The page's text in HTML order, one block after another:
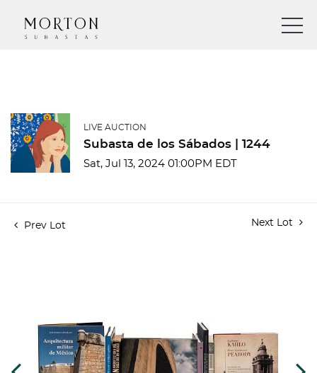
LIVE AUCTION
Subasta de los Sábados | 1244
Sat, Jul 13, 2024 01:00PM EDT
Prev Lot Next Lot